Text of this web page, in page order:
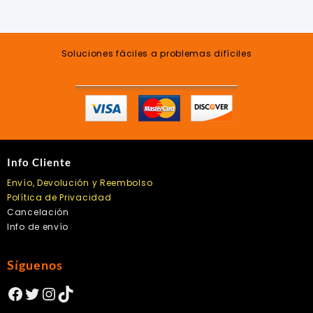
Soluciones fáciles a problemas difíciles
Info Cliente
Envío, Devolución y Reembolso
Política de Privacidad
Cancelación
Info de envío
Síguenos
Facebook
Twitter
Instagram
TikTok